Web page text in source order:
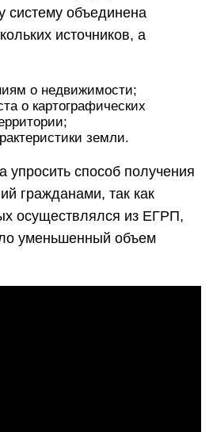
систему объединена
источников, а
о недвижимости;
о картографических
земли.
способ получения
гражданами, так как
осуществлялся из ЕГРП,
уменьшенный объем